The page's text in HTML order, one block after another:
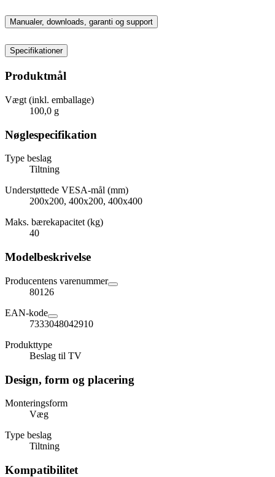
Manualer, downloads, garanti og support
Specifikationer
Produktmål
Vægt (inkl. emballage)
100,0 g
Nøglespecifikation
Type beslag
Tiltning
Understøttede VESA-mål (mm)
200x200, 400x200, 400x400
Maks. bærekapacitet (kg)
40
Modelbeskrivelse
Producentens varenummer
80126
EAN-kode
7333048042910
Produkttype
Beslag til TV
Design, form og placering
Monteringsform
Væg
Type beslag
Tiltning
Kompatibilitet